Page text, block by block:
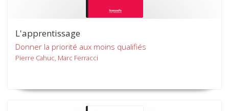
L'apprentissage
Donner la priorité aux moins qualifiés
Pierre Cahuc, Marc Ferracci